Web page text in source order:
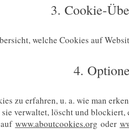
3. Cookie-
welche Cookies auf
4.
zu erfahren, u. a. wie man
sie verwaltet, löscht und blockiert,
auf www.aboutcookies.org oder